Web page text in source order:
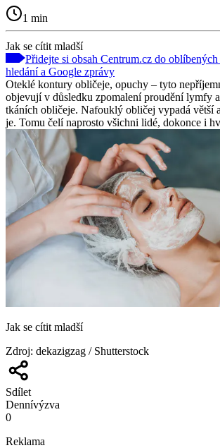
1 min
Jak se cítit mladší
Přidejte si obsah Centrum.cz do
hledání a Google zprávy
Oteklé kontury obličeje, opuchy – tyto
objevují v důsledku zpomalení proudění lymfy
tkáních obličeje. Nafouklý obličej vypadá větší
je. Tomu čelí naprosto všichni lidé, dokonce i
Jak se cítit mladší
Zdroj: dekazigzag / Shutterstock
Sdílet
Dennívýzva
0
Reklama